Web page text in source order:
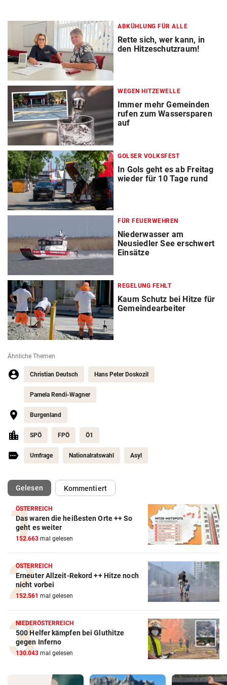
ABKÜHLUNG FÜR ALLE
Rette sich, wer kann, in
den Hitzeschutzraum!
WEGEN HITZEWELLE
Immer mehr Gemeinden
rufen zum Wassersparen
auf
GOLSER VOLKSFEST
In Gols geht es ab Freitag
wieder für 10 Tage rund
FÜR FEUERWEHREN
Niederwasser am
Neusiedler See erschwert
Einsätze
REGELUNG FEHLT
Kaum Schutz bei Hitze für
Gemeindearbeiter
Ähnliche Themen
Christian Deutsch Hans Peter Doskozil
Pamela Rendi-Wagner
Burgenland
SPÖ FPÖ Ö1
Umfrage Nationalratswahl Asyl
Gelesen(ausgewählt)Kommentiert
ÖSTERREICH
Das waren die heißesten Orte ++ So
geht es weiter
152.663 mal gelesen
ÖSTERREICH
Erneuter Allzeit-Rekord ++ Hitze noch
nicht vorbei
152.561 mal gelesen
NIEDERÖSTERREICH
500 Helfer kämpfen bei Gluthitze
gegen Inferno
130.043 mal gelesen